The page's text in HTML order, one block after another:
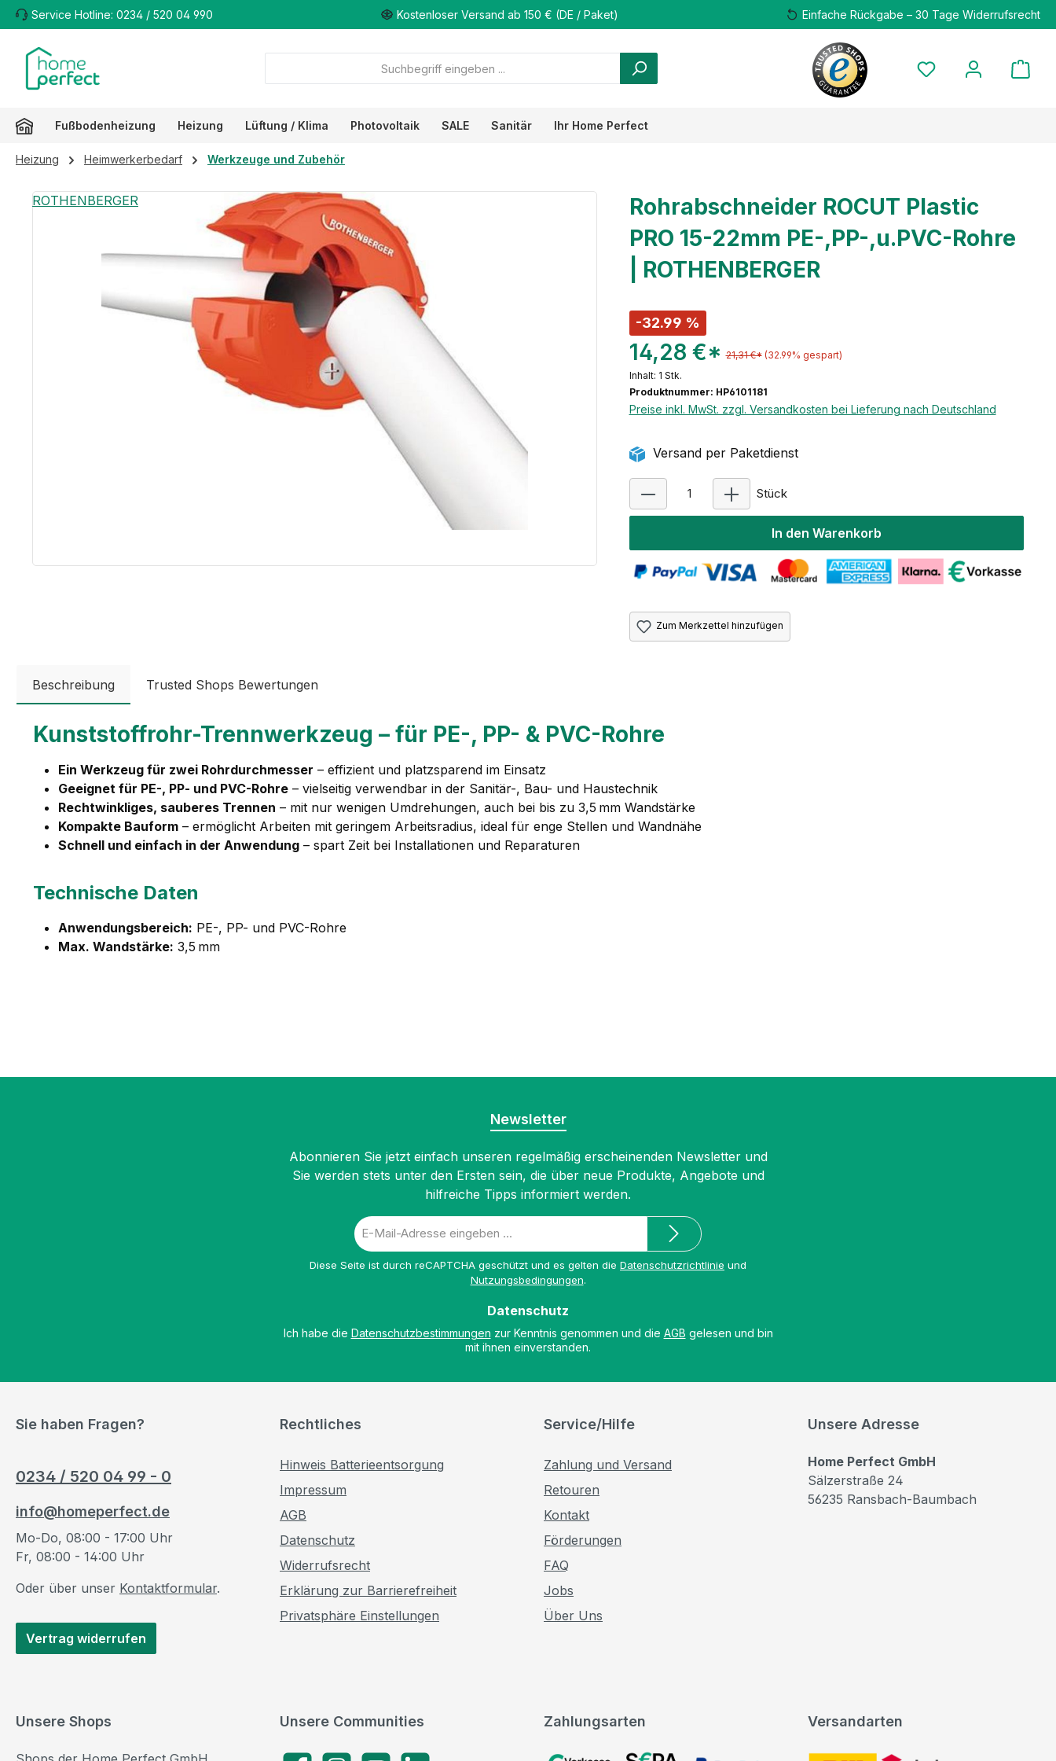
Hauptinhalt springen
Zur Suche springen
Zur Hauptnavigation springen
Service Hotline: 0234 / 520 04 990 Kostenloser Versand ab 150 € (DE / Paket) Einfache Rückgabe – 30 Tage Widerrufsrecht
Fußbodenheizung Heizung Lüftung / Klima Photovoltaik SALE Sanitär Ihr Home Perfect
Heizung Heimwerkerbedarf Werkzeuge und Zubehör
ROTHENBERGER
Bildergalerie überspringen
Rohrabschneider ROCUT Plastic
PRO 15-22mm PE-,PP-,u.PVC-Rohre
| ROTHENBERGER
-32.99 %
14,28 €* 21,31 €* (32.99% gespart)
Inhalt: 1 Stk.
Produktnummer: HP6101181
Preise inkl. MwSt. zzgl. Versandkosten bei Lieferung nach Deutschland
Versand per Paketdienst
Stück
In den Warenkorb
Zum Merkzettel hinzufügen
Beschreibung Trusted Shops Bewertungen
Kunststoffrohr-Trennwerkzeug – für PE-, PP- & PVC-Rohre
Ein Werkzeug für zwei Rohrdurchmesser – effizient und platzsparend im Einsatz
Geeignet für PE-, PP- und PVC-Rohre – vielseitig verwendbar in der Sanitär-, Bau- und Haustechnik
Rechtwinkliges, sauberes Trennen – mit nur wenigen Umdrehungen, auch bei bis zu 3,5 mm Wandstärke
Kompakte Bauform – ermöglicht Arbeiten mit geringem Arbeitsradius, ideal für enge Stellen und Wandnähe
Schnell und einfach in der Anwendung – spart Zeit bei Installationen und Reparaturen
Technische Daten
Anwendungsbereich: PE-, PP- und PVC-Rohre
Max. Wandstärke: 3,5 mm
Newsletter
Abonnieren Sie jetzt einfach unseren regelmäßig erscheinenden Newsletter und
Sie werden stets unter den Ersten sein, die über neue Produkte, Angebote und
hilfreiche Tipps informiert werden.
E-
Mail-
Diese Seite ist durch reCAPTCHA geschützt und es gelten die Datenschutzrichtlinie und
Nutzungsbedingungen.
Datenschutz
Ich habe die Datenschutzbestimmungen zur Kenntnis genommen und die AGB gelesen und bin
mit ihnen einverstanden.
Sie haben Fragen?
0234 / 520 04 99 - 0
info@homeperfect.de
Mo-Do, 08:00 - 17:00 Uhr
Fr, 08:00 - 14:00 Uhr
Oder über unser Kontaktformular.
Vertrag widerrufen
Rechtliches
Hinweis Batterieentsorgung
Impressum
AGB
Datenschutz
Widerrufsrecht
Erklärung zur Barrierefreiheit
Privatsphäre Einstellungen
Service/Hilfe
Zahlung und Versand
Retouren
Kontakt
Förderungen
FAQ
Jobs
Über Uns
Zahlungsarten Versandarten
Unsere Adresse
Home Perfect GmbH
Sälzerstraße 24
56235 Ransbach-Baumbach
Unsere Communities
Unsere Shops